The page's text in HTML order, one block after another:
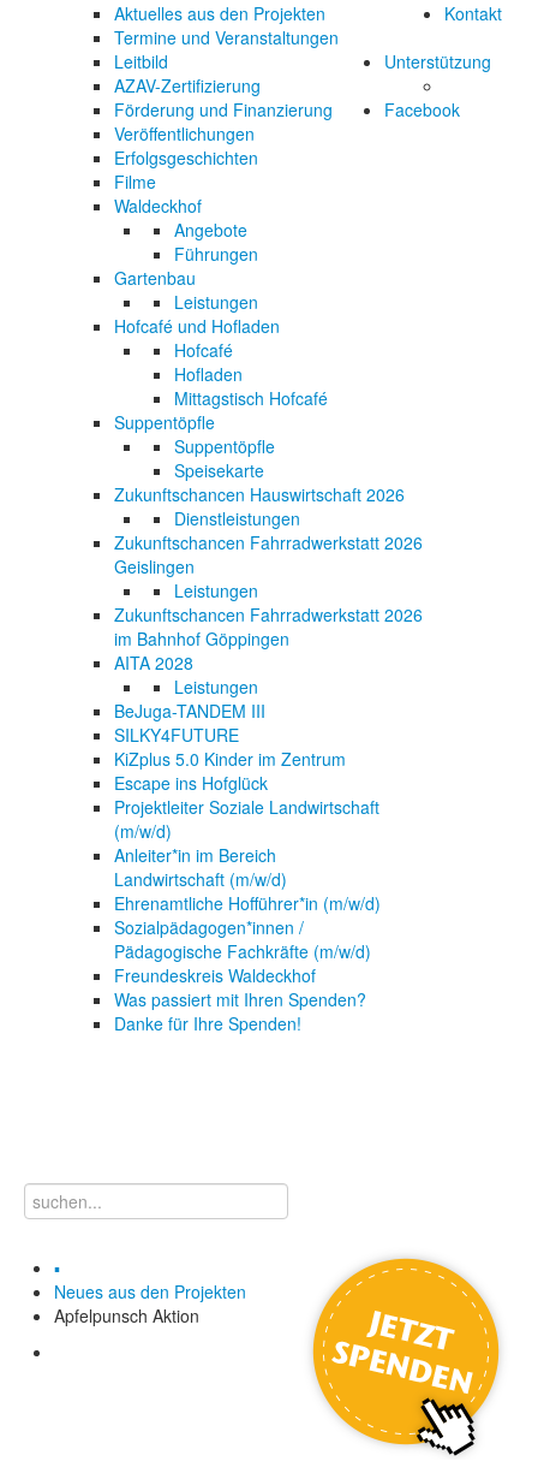
Aktuelles aus den Projekten
Termine und Veranstaltungen
Leitbild
AZAV-Zertifizierung
Förderung und Finanzierung
Veröffentlichungen
Erfolgsgeschichten
Filme
Waldeckhof
Angebote
Führungen
Gartenbau
Leistungen
Hofcafé und Hofladen
Hofcafé
Hofladen
Mittagstisch Hofcafé
Suppentöpfle
Suppentöpfle
Speisekarte
Zukunftschancen Hauswirtschaft 2026
Dienstleistungen
Zukunftschancen Fahrradwerkstatt 2026
Geislingen
Leistungen
Zukunftschancen Fahrradwerkstatt 2026
im Bahnhof Göppingen
AITA 2028
Leistungen
BeJuga-TANDEM III
SILKY4FUTURE
KiZplus 5.0 Kinder im Zentrum
Escape ins Hofglück
Projektleiter Soziale Landwirtschaft
(m/w/d)
Anleiter*in im Bereich
Landwirtschaft (m/w/d)
Ehrenamtliche Hofführer*in (m/w/d)
Sozialpädagogen*innen /
Pädagogische Fachkräfte (m/w/d)
Kontakt
Unterstützung
Freundeskreis Waldeckhof
Was passiert mit Ihren Spenden?
Danke für Ihre Spenden!
Facebook
▪
Neues aus den Projekten
Apfelpunsch Aktion